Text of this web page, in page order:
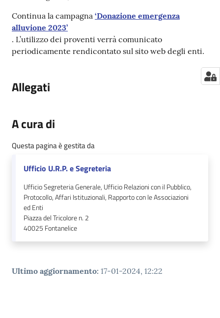
Continua la campagna ‘Donazione emergenza
alluvione 2023’
. L’utilizzo dei proventi verrà comunicato
periodicamente rendicontato sul sito web degli enti.
Allegati
A cura di
Questa pagina è gestita da
Ufficio U.R.P. e Segreteria
Ufficio Segreteria Generale, Ufficio Relazioni con il Pubblico,
Protocollo, Affari Istituzionali, Rapporto con le Associazioni
ed Enti
Piazza del Tricolore n. 2
40025 Fontanelice
Ultimo aggiornamento: 17-01-2024, 12:22